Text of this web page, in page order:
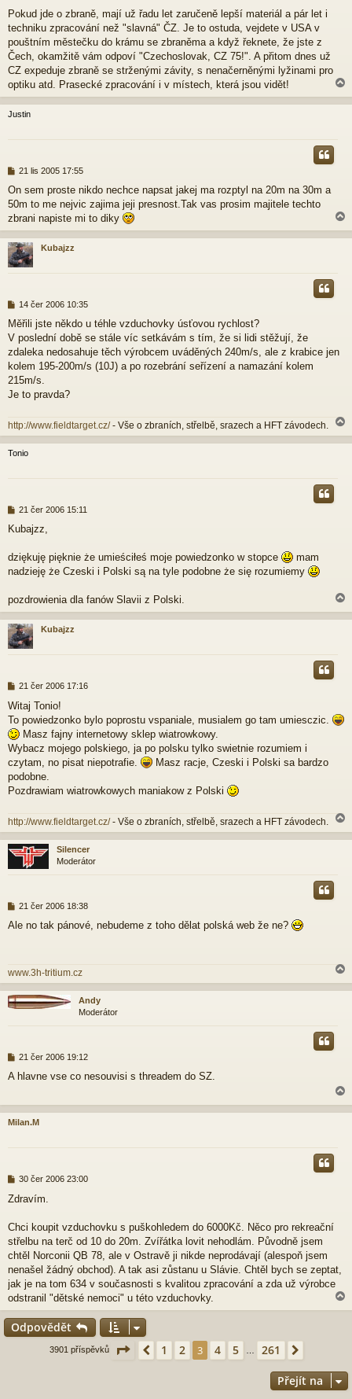
í
s
p
ě
v
e
k
Pokud jde o zbraně, mají už řadu let zaručeně lepší materiál a pár let i
techniku zpracování než "slavná" ČZ. Je to ostuda, vejdete v USA v
pouštním městečku do krámu se zbraněma a když řeknete, že jste z
Čech, okamžitě vám odpoví "Czechoslovak, CZ 75!". A přitom dnes už
CZ expeduje zbraně se strženými závity, s nenačerněnými lyžinami pro
optiku atd. Prasecké zpracování i v místech, která jsou vidět!
a
h
Justin
P
í
s
p
ě
v
e
k
21 lis 2005 17:55
On sem proste nikdo nechce napsat jakej ma rozptyl na 20m na 30m a
50m to me nejvic zajima jeji presnost.Tak vas prosim majitele techto
zbrani napiste mi to diky
a
h
Kubajzz
P
í
s
p
ě
v
e
k
14 čer 2006 10:35
Měřili jste někdo u téhle vzduchovky úsťovou rychlost?
V poslední době se stále víc setkávám s tím, že si lidi stěžují, že
zdaleka nedosahuje těch výrobcem uváděných 240m/s, ale z krabice jen
kolem 195-200m/s (10J) a po rozebrání seřízení a namazání kolem
215m/s.
Je to pravda?
http://www.fieldtarget.cz/- Vše o zbraních, střelbě, srazech a HFT závodech.
a
h
Tonio
P
í
p
ě
k
21 čer 2006 15:11
Kubajzz,
dziękuję pięknie że umieściłeś moje powiedzonko w stopce
mam
nadzieję że Czeski i Polski są na tyle podobne że się rozumiemy
pozdrowienia dla fanów Slavii z Polski.
a
h
Kubajzz
P
í
s
p
ě
v
e
k
21 čer 2006 17:16
Witaj Tonio!
To powiedzonko bylo poprostu vspaniale, musialem go tam umiesczic.
Masz fajny internetowy sklep wiatrowkowy.
Wybacz mojego polskiego, ja po polsku tylko swietnie rozumiem i
czytam, no pisat niepotrafie.
Masz racje, Czeski i Polski sa bardzo
podobne.
Pozdrawiam wiatrowkowych maniakow z Polski
http://www.fieldtarget.cz/- Vše o zbraních, střelbě, srazech a HFT závodech.
a
h
Silencer
Moderátor
P
í
v
k
21 čer 2006 18:38
Ale no tak pánové, nebudeme z toho dělat polská web že ne?
www.3h-tritium.cz
a
h
Andy
Moderátor
P
p
ě
v
21 čer 2006 19:12
A hlavne vse co nesouvisi s threadem do SZ.
a
h
Milan.M
P
í
p
ě
e
k
30 čer 2006 23:00
Zdravím.
Chci koupit vzduchovku s puškohledem do 6000Kč. Něco pro rekreační
střelbu na terč od 10 do 20m. Zvířátka lovit nehodlám. Původně jsem
chtěl Norconii QB 78, ale v Ostravě ji nikde neprodávají (alespoň jsem
nenašel žádný obchod). A tak asi zůstanu u Slávie. Chtěl bych se zeptat,
jak je na tom 634 v současnosti s kvalitou zpracování a zda už výrobce
odstranil "dětské nemoci" u této vzduchovky.
a
Odpovědět
3901 příspěvků Stránka 3z 261
Předchozí
1 2 3 4 5 261
Přejít na